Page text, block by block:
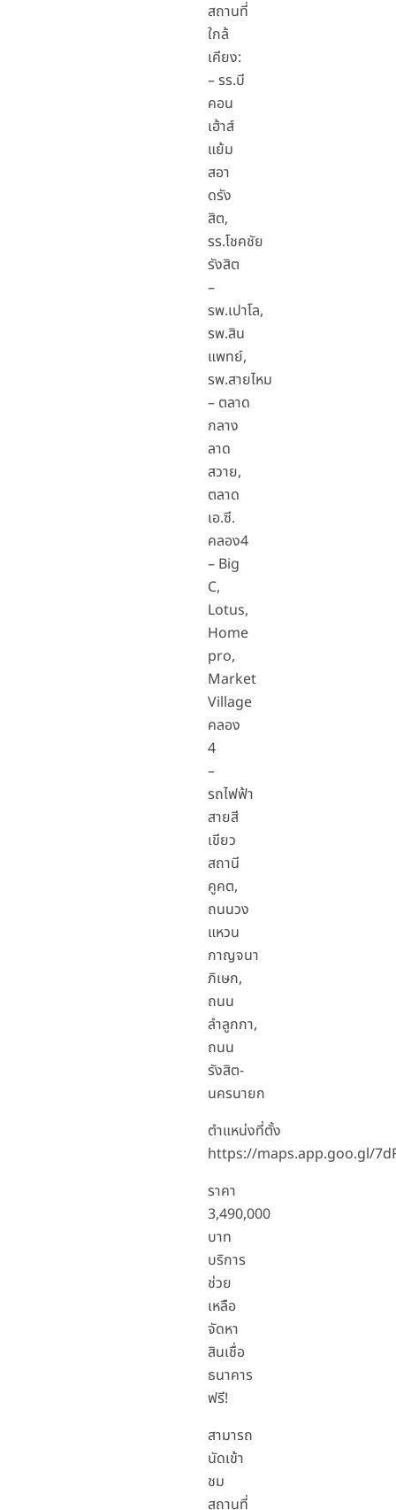
สถานที่
ใกล้
เคียง:
– รร.บี
คอน
เฮ้าส์
แย้ม
สอา
ดรัง
สิต,
รร.โชคชัย
รังสิต
–
รพ.เปาโล,
รพ.สิน
แพทย์,
รพ.สายไหม
– ตลาด
กลาง
ลาด
สวาย,
ตลาด
เอ.ซี.
คลอง4
– Big
C,
Lotus,
Home
pro,
Market
Village
คลอง
4
–
รถไฟฟ้า
สายสี
เขียว
สถานี
คูคต,
ถนนวง
แหวน
กาญจนา
ภิเษก,
ถนน
ลำลูกกา,
ถนน
รังสิต-
นครนายก
ตำแหน่งที่ตั้ง
https://maps.app.goo.gl/
ราคา
3,490,000
บาท
บริการ
ช่วย
เหลือ
จัดหา
สินเชื่อ
ธนาคาร
ฟรี!
สามารถ
นัดเข้า
ชม
สถานที่